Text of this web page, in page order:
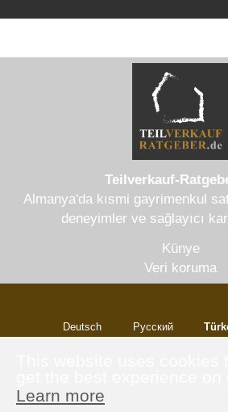
Learn more
Teilverkauf-
Almanya'da kısmi gayrimenkul
deneyimler ve sağlayıcı
Künye
Veri koruma
Deutsch Русский